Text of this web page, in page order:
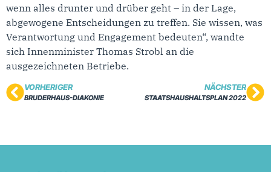
wenn alles drunter und drüber geht – in der Lage,
abgewogene Entscheidungen zu treffen. Sie wissen, was
Verantwortung und Engagement bedeuten“, wandte
sich Innenminister Thomas Strobl an die
ausgezeichneten Betriebe.
VORHERIGER
BRUDERHAUS-DIAKONIE
NÄCHSTER
STAATSHAUSHALTSPLAN 2022